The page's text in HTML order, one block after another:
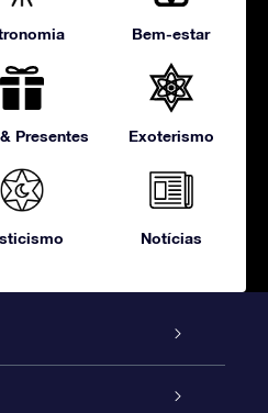
Bem-estar
Presentes Exoterismo
Notícias